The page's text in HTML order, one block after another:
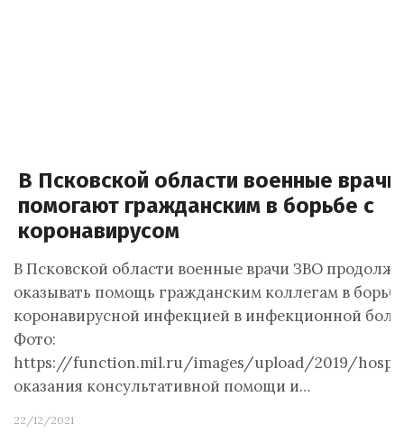
В Псковской области военные врачи
помогают гражданским в борьбе с
коронавирусом
В Псковской области военные врачи ЗВО
оказывать помощь гражданским коллегам в
коронавирусной инфекцией в инфекционной
Фото:
https://function.mil.ru/images/upload/2019/
оказания консультативной помощи и…
22/12/2021